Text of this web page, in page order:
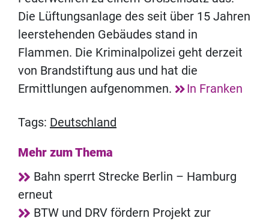
Die Lüftungsanlage des seit über 15 Jahren
leerstehenden Gebäudes stand in
Flammen. Die Kriminalpolizei geht derzeit
von Brandstiftung aus und hat die
Ermittlungen aufgenommen.
In Franken
Tags: Deutschland
Mehr zum Thema
Bahn sperrt Strecke Berlin – Hamburg
erneut
BTW und DRV fördern Projekt zur